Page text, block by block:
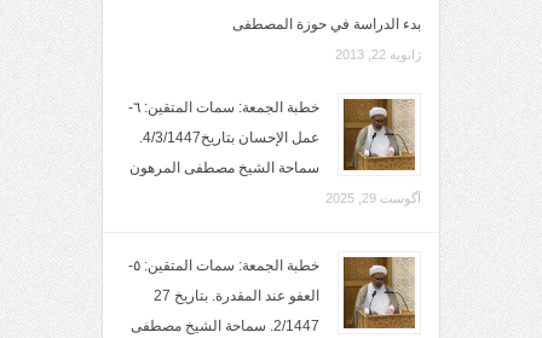
بدء الدراسة في حوزة المصطفى
ژانویه 22, 2013
خطبة الجمعة: سمات المتقين: ٦-
عمل الإحسان بتاريخ4/3/1447.
سماحة الشيخ مصطفى المرهون
آگوست 29, 2025
خطبة الجمعة: سمات المتقين: ٥-
العفو عند المقدرة. بتاريخ 27
2/1447. سماحة الشيخ مصطفى